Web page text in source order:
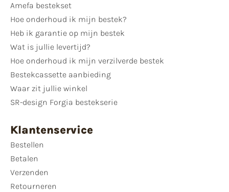
Amefa bestekset
Hoe onderhoud ik mijn bestek?
Heb ik garantie op mijn bestek
Wat is jullie levertijd?
Hoe onderhoud ik mijn verzilverde bestek
Bestekcassette aanbieding
Waar zit jullie winkel
SR-design Forgia bestekserie
Klantenservice
Bestellen
Betalen
Verzenden
Retourneren